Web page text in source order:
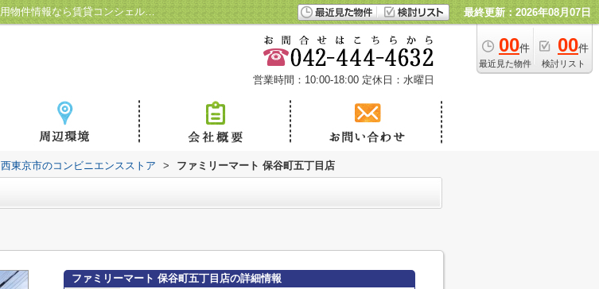
ファミリーマート 保谷町五丁目店情報ページ｜調布市の賃貸・事業用物件情報なら賃貸コンシェルジュ調布駅前店 最終更新：2026年08月07日
00件
最近見た物件
00件
検討リスト
営業時間：10:00-18:00 定休日：水曜日
西東京市のコンビニエンスストア > ファミリーマート 保谷町五丁目店
ファミリーマート 保谷町五丁目店の詳細情報